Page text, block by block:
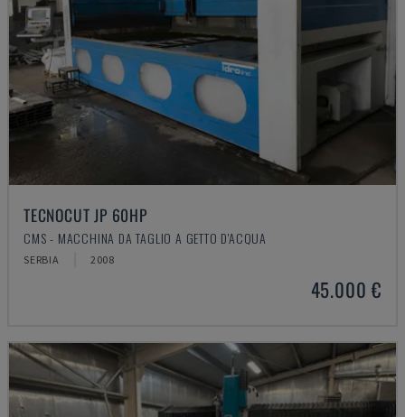
TECNOCUT JP 60HP
CMS - MACCHINA DA TAGLIO A GETTO D'ACQUA
SERBIA 2008
45.000 €